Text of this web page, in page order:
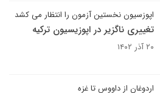
اپوزسیون نخستین آزمون را انتظار می کشد
تغییری ناگزیر در اپوزیسیون ترکیه
۲۰ آذر ۱۴۰۲
اردوغان از داووس تا غزه